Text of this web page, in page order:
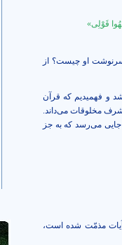
قَوْلِی‏»
سرنوشت او چیست؟ از
و فهمیدیم که قرآن
مخلوقات می‌داند.
جایی می‌رسد که به جز
مذمّت شده است،